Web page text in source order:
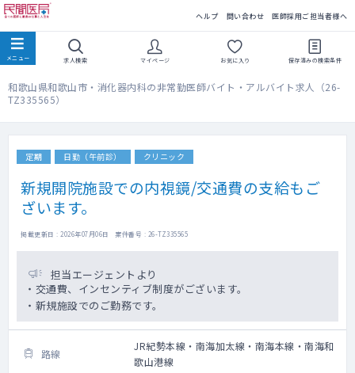
ヘルプ 問い合わせ 医師採用ご担当者様へ
求人検索 マイページ お気に入り 保存済みの検索条件
和歌山県和歌山市・消化器内科の非常勤医師バイト・アルバイト求人（26-
TZ335565）
定期 日勤（午前診） クリニック
新規開院施設での内視鏡/交通費の支給もご
ざいます。
掲載更新日 : 2026年07月06日 案件番号 : 26-TZ335565
担当エージェントより
・交通費、インセンティブ制度がございます。
・新規施設でのご勤務です。
路線
JR紀勢本線・南海加太線・南海本線・南海和
歌山港線